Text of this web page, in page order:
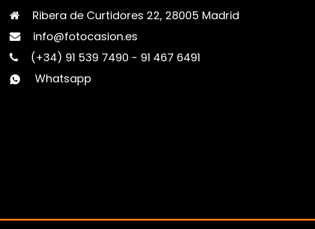
Ribera de Curtidores 22, 28005 Madrid
info@fotocasion.es
(+34) 91 539 7490 - 91 467 6491
Whatsapp